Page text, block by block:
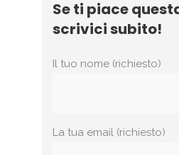
Se ti piace
scrivici subito!
Il tuo nome (richiesto)
La tua email (richiesto)